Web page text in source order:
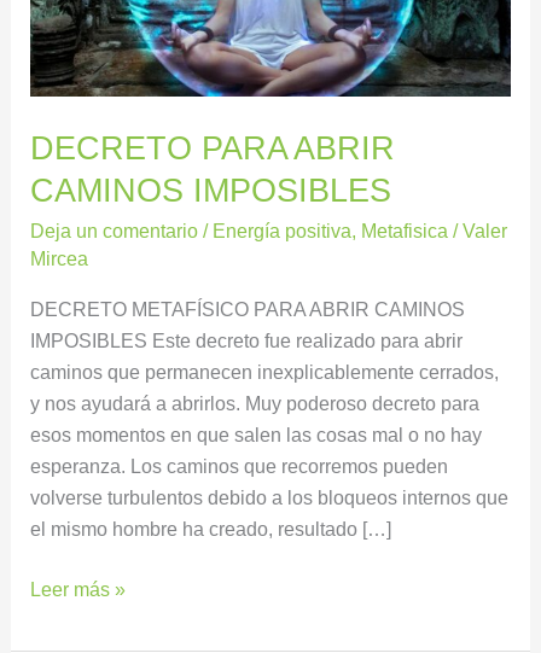
DECRETO PARA ABRIR
CAMINOS IMPOSIBLES
Deja un comentario / Energía positiva, Metafisica /Valer
Mircea
DECRETO METAFÍSICO PARA ABRIR CAMINOS
IMPOSIBLES Este decreto fue realizado para abrir
caminos que permanecen inexplicablemente cerrados,
y nos ayudará a abrirlos. Muy poderoso decreto para
esos momentos en que salen las cosas mal o no hay
esperanza. Los caminos que recorremos pueden
volverse turbulentos debido a los bloqueos internos que
el mismo hombre ha creado, resultado […]
Leer más »